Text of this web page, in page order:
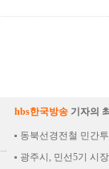
hbs한국방송 기자의
동북선경전철 민간
광주시, 민선5기 시